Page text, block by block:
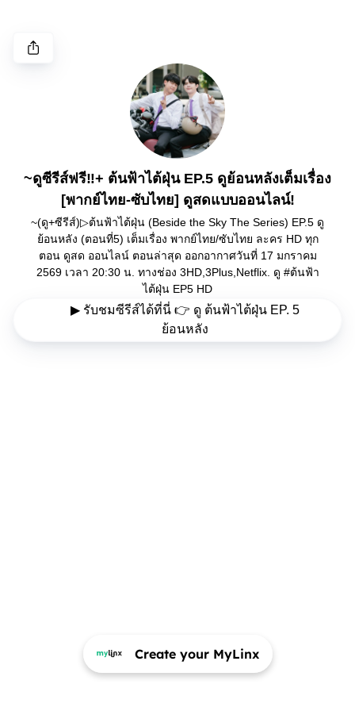
~ดูซีรีส์ฟรี‼️+ ต้นฟ้าไต้ฝุ่น EP.5 ดูย้อนหลังเต็มเรื่อง
[พากย์ไทย-ซับไทย] ดูสดแบบออนไลน์!
~(ดู+ซีรีส์)▷ต้นฟ้าไต้ฝุ่น (Beside the Sky The Series) EP.5 ดู
ย้อนหลัง (ตอนที่5) เต็มเรื่อง พากย์ไทย/ซับไทย ละคร HD ทุก
ตอน ดูสด ออนไลน์ ตอนล่าสุด ออกอากาศวันที่ 17 มกราคม
2569 เวลา 20:30 น. ทางช่อง 3HD,3Plus,Netflix. ดู #ต้นฟ้า
ไต้ฝุ่น EP5 HD
▶ รับชมซีรีส์ได้ที่นี่ 👉 ดู ต้นฟ้าไต้ฝุ่น EP. 5
ย้อนหลัง
Create your MyLinx